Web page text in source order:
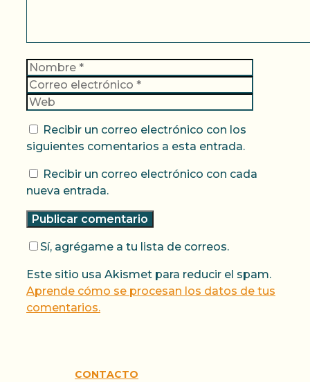
Nombre
Recibir un correo electrónico con los
siguientes comentarios a esta entrada.
Recibir un correo electrónico con cada
nueva entrada.
Sí, agrégame a tu lista de correos.
Este sitio usa Akismet para reducir el spam.
Aprende cómo se procesan los datos de tus
comentarios.
CONTACTO